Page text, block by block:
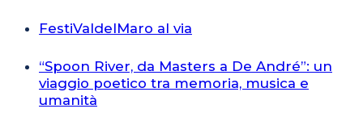
FestiValdelMaro al via
“Spoon River, da Masters a De André”: un
viaggio poetico tra memoria, musica e
umanità